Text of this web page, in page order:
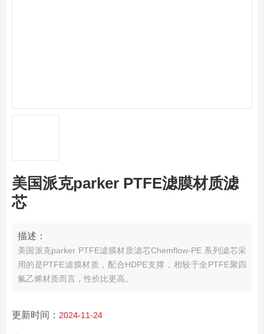
美国派克parker PTFE滤膜材质滤
芯
描述：
美国派克parker PTFE滤膜材质滤芯Chemflow-PE 系列滤芯采
用的是PTFE滤膜材质，配合HDPE支撑，相较于全PTFE聚四
氟乙烯材质而言，性价比更高。
更新时间： 2024-11-24